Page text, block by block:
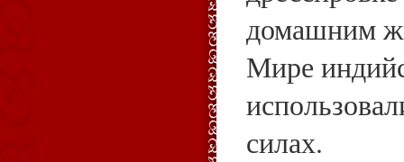
домашним
Мире
силах.